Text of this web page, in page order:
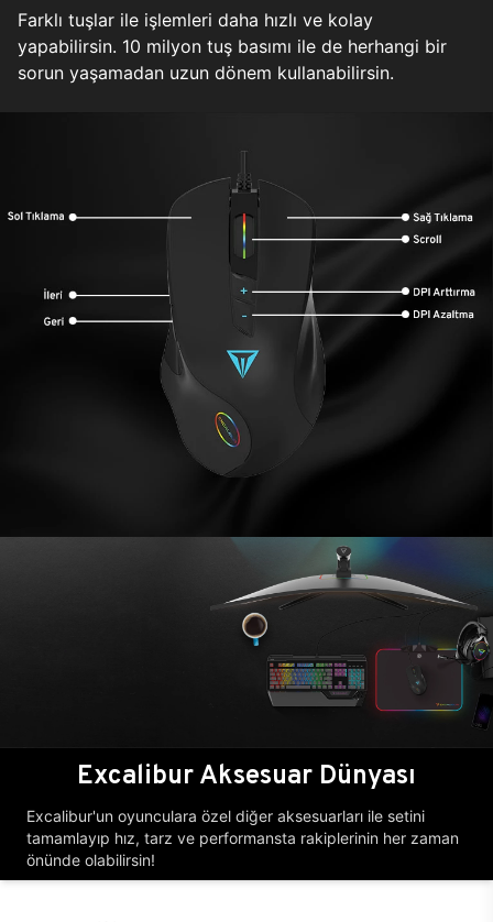
Farklı tuşlar ile işlemleri daha hızlı ve kolay
yapabilirsin. 10 milyon tuş basımı ile de herhangi bir
sorun yaşamadan uzun dönem kullanabilirsin.
Excalibur Aksesuar Dünyası
Excalibur'un oyunculara özel diğer aksesuarları ile setini
tamamlayıp hız, tarz ve performansta rakiplerinin her zaman
önünde olabilirsin!